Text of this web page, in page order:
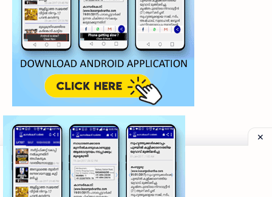
©2026‧My Kasaragod Vartha | LATEST KASARAGOD